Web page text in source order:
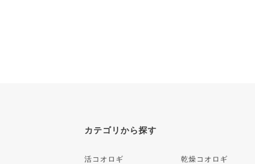
カテゴリから探す
活コオロギ 乾燥コオロギ